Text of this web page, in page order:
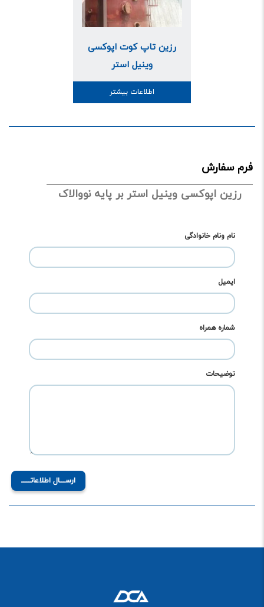
رزین تاپ کوت اپوکسی
وینیل استر
اطلاعات بیشتر
فرم سفارش
رزین اپوکسی وینیل استر بر پایه نووالاک
نام ونام خانوادگی
ایمیل
شماره همراه
توضیحات
ارســـال اطلاعاتـــــ